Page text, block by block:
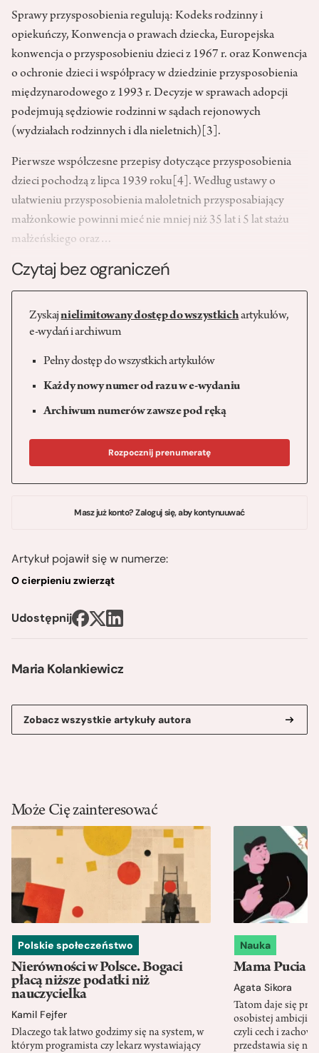
Maria Kolankiewicz
Zobacz wszystkie artykuły autora
Sprawy przysposobienia regulują: Kodeks rodzinny i
opiekuńczy, Konwencja o prawach dziecka, Europejska
konwencja o przysposobieniu dzieci z 1967 r. oraz Konwencja
o ochronie dzieci i współpracy w dziedzinie przysposobienia
międzynarodowego z 1993 r. Decyzje w sprawach adopcji
podejmują sędziowie rodzinni w sądach rejonowych
(wydziałach rodzinnych i dla nieletnich) [3] .
Pierwsze współczesne przepisy dotyczące przysposobienia
dzieci pochodzą z lipca 1939 roku [4] . Według ustawy o
ułatwieniu przysposobienia małoletnich przysposabiający
małżonkowie powinni mieć nie mniej niż 35 lat i 5 lat stażu
małżeńskiego oraz…
Czytaj bez ograniczeń
Zyskajnielimitowany dostęp do wszystkichartykułów,
e-wydań i archiwum
Pełny dostęp do wszystkich artykułów
Każdy nowy numer od razu w e-wydaniu
Archiwum numerów zawsze pod ręką
Rozpocznij prenumeratę
Masz już konto? Zaloguj się, aby kontynuuwać
Artykuł pojawił się w numerze:
O cierpieniu zwierząt
Udostępnij
Może Cię zainteresować
Polskie społeczeństwo
Nierówności w Polsce. Bogaci
płacą niższe podatki niż
nauczycielka
Kamil Fejfer
Dlaczego tak łatwo godzimy się na system, w
którym programista czy lekarz wystawiający
Nauka
Mama Pucia
Agata Sikora
Tatom daje się
osobistej ambicji,
czyli cech i
przedstawia się